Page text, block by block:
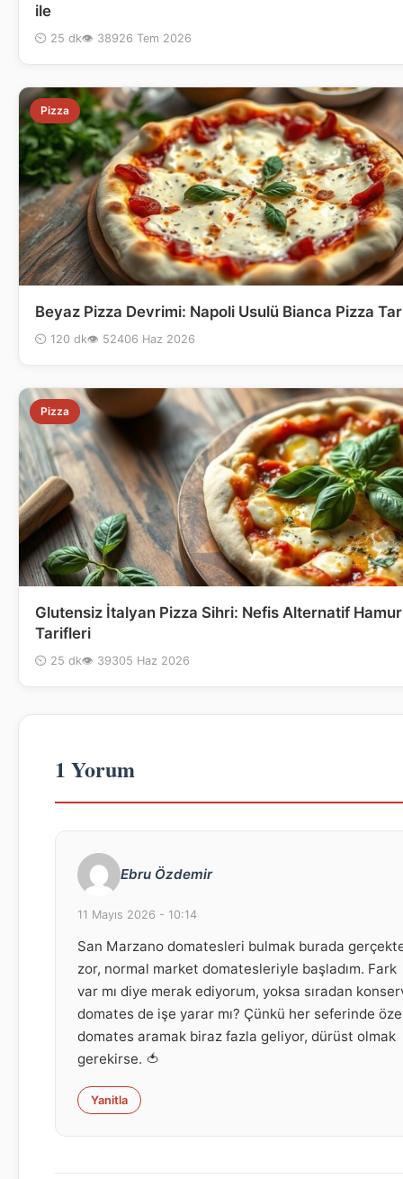
ile
⏲ 25 dk👁 38926 Tem 2026
Pizza
Beyaz Pizza Devrimi: Napoli Usulü Bianca Pizza
⏲ 120 dk👁 52406 Haz 2026
Pizza
Glutensiz İtalyan Pizza Sihri: Nefis Alternatif Hamur
Tarifleri
⏲ 25 dk👁 39305 Haz 2026
1 Yorum
Ebru Özdemir
11 Mayıs 2026 - 10:14
San Marzano domatesleri bulmak burada
zor, normal market domatesleriyle başladım. Fark
var mı diye merak ediyorum, yoksa sıradan
domates de işe yarar mı? Çünkü her seferinde
domates aramak biraz fazla geliyor, dürüst olmak
gerekirse. 🍅
Yanitla